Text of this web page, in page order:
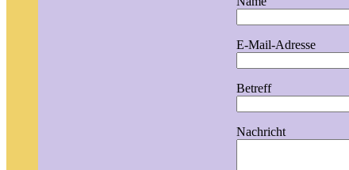
E-Mail-Adresse
Betreff
Nachricht